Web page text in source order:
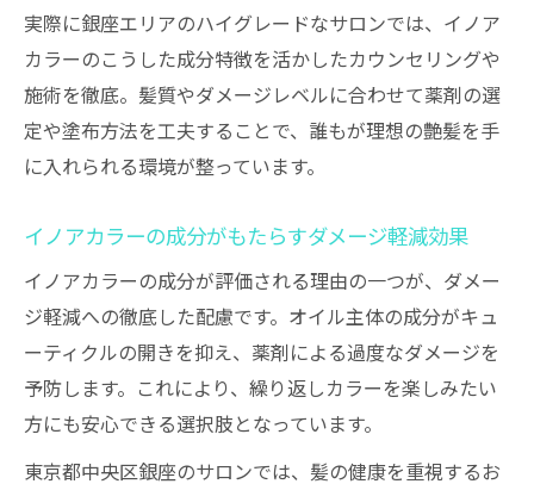
イノアカラーの成分が刺激臭を大幅に軽減
快適なカラー体験を叶えるイノアカラーの
配合
アンモニアフリーで匂いが気にならないイ
ノアカラー
ストレスフリーな施術を実現するイノアカ
ラー
科学的視点で見るイノアカラーの安心感
イノアカラー成分の安全性を科学的に解説
科学的根拠に基づくイノアカラーの低ダメ
ージ
実際に銀座エリアのハイグレードなサロンでは、イノア
カラーのこうした成分特徴を活かしたカウンセリングや
施術を徹底。髪質やダメージレベルに合わせて薬剤の選
定や塗布方法を工夫することで、誰もが理想の艶髪を手
に入れられる環境が整っています。
イノアカラーの成分がもたらすダメージ軽減効果
イノアカラーの成分が評価される理由の一つが、ダメー
ジ軽減への徹底した配慮です。オイル主体の成分がキュ
ーティクルの開きを抑え、薬剤による過度なダメージを
予防します。これにより、繰り返しカラーを楽しみたい
方にも安心できる選択肢となっています。
東京都中央区銀座のサロンでは、髪の健康を重視するお